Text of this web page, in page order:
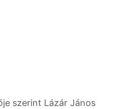
szerint Lázár János